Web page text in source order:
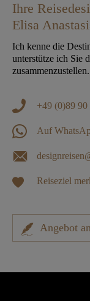
Ihre
Elisa
Ich kenne die
unterstütze ich Sie
zusammenzustellen.
+49 (0)89 90
Auf
Reiseziel
Angebot